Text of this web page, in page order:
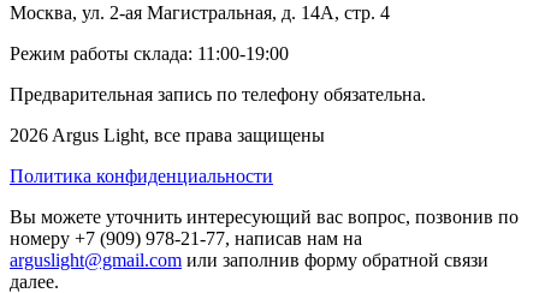
Москва, ул. 2-ая Магистральная, д. 14А, стр. 4
Режим работы склада: 11:00-19:00
Предварительная запись по телефону обязательна.
2026 Argus Light, все права защищены
Политика конфиденциальности
Вы можете уточнить интересующий вас вопрос, позвонив по
номеру +7 (909) 978-21-77, написав нам на
arguslight@gmail.com или заполнив форму обратной связи
далее.